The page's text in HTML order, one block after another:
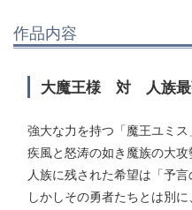
作品内容
大魔王様 対 人族最
強大な力を持つ「魔王ユミス
疾風と怒涛の如き魔族の大
人族に残された希望は「予言
しかしその勇者たちとは別